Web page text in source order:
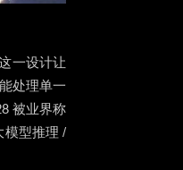
一设计让
处理单一
被业界称
模型推理 /